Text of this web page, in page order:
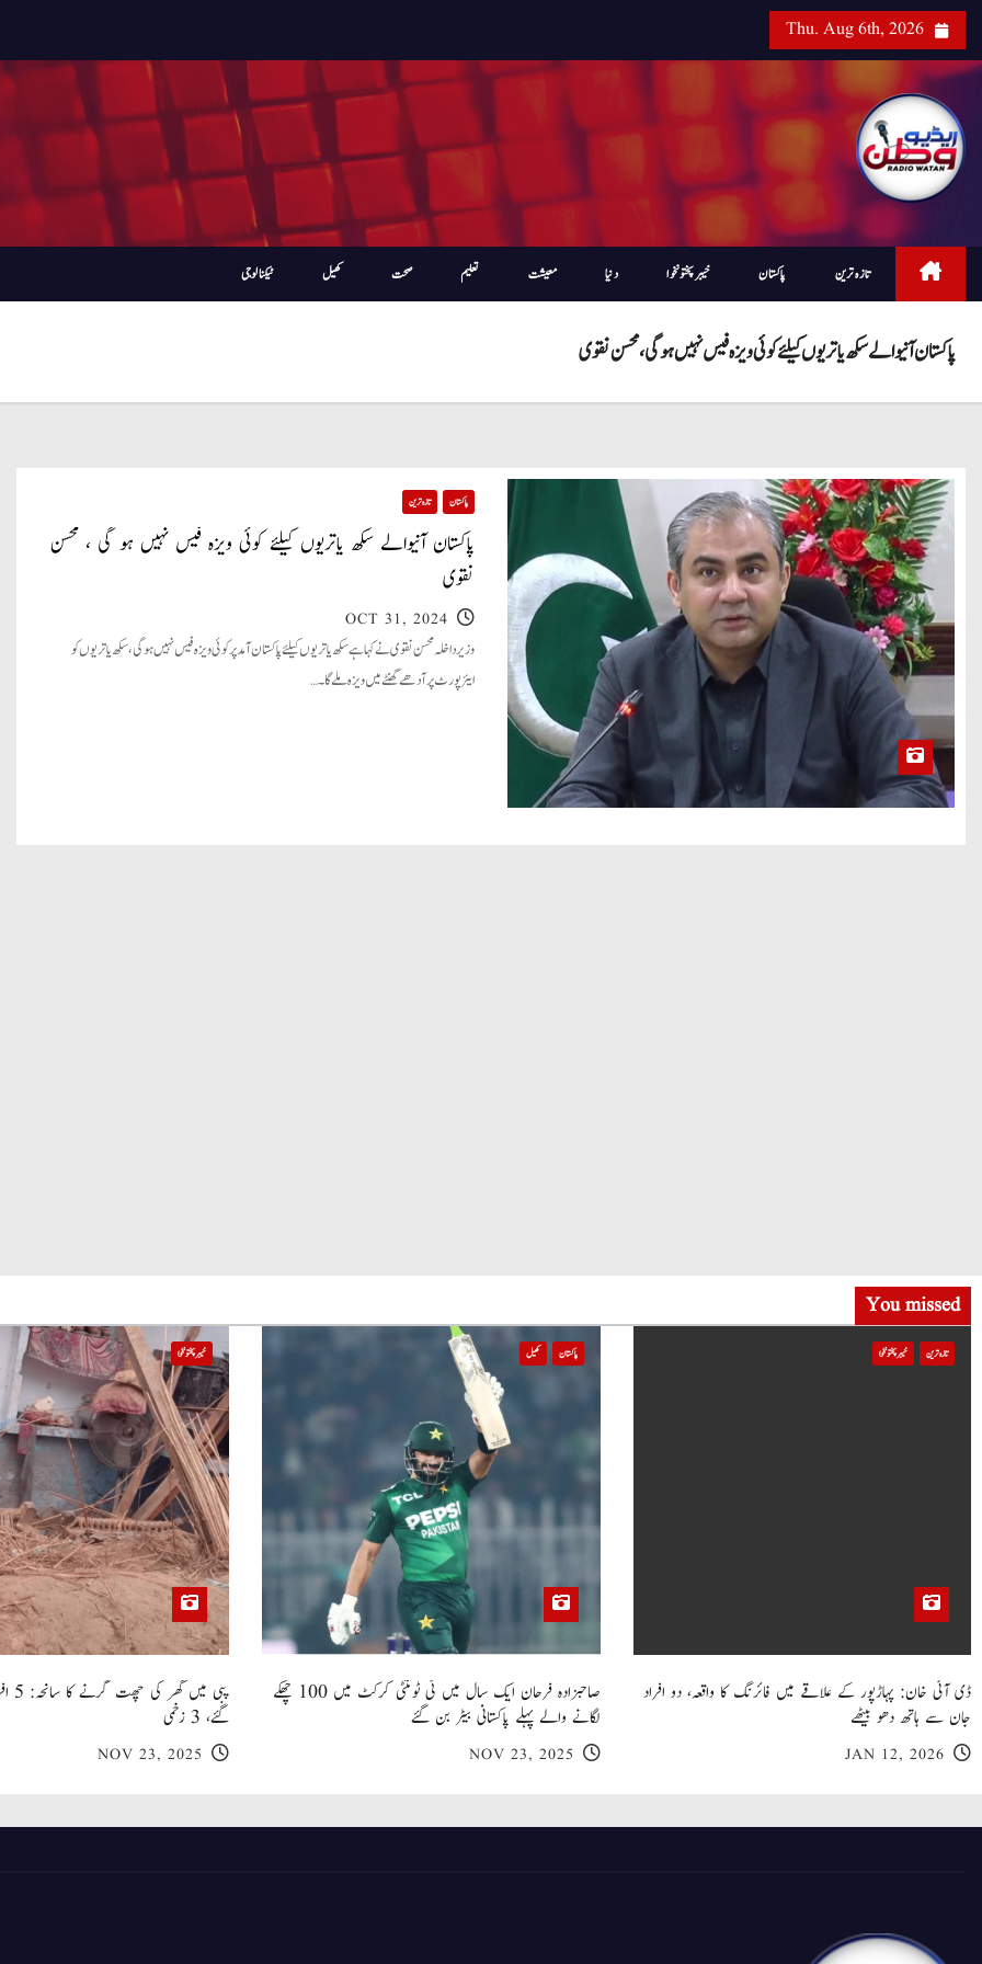
i
Thu. Aug 6th, 2026
تازہ ترین پاکستان خیبرپختونخوا دنیا معیشت تعلیم صحت کھیل ٹیکنالوجی
پاکستان آنیوالے سکھ یاتریوں کیلئے کوئی ویزہ فیس نہیں ہو گی ، محسن نقوی
پاکستان تازہ ترین
پاکستان آنیوالے سکھ یاتریوں کیلئے کوئی ویزہ فیس نہیں ہو گی ، محسن
نقوی
OCT 31, 2024
وزیر داخلہ محسن نقوی نے کہا ہے سکھ یاتریوں کیلئے پاکستان آمد پر کوئی ویزہ فیس نہیں ہو گی، سکھ یاتریوں کو
ایئرپورٹ پر آدھے گھنٹے میں ویزہ ملے گا۔…
You missed
تازہ ترین خیبر پختونخوا
ڈی آئی خان: پہاڑپور کے علاقے میں فائرنگ کا واقعہ، دو افراد
جان سے ہاتھ دھو بیٹھے
JAN 12, 2026
پاکستان کھیل
صاحبزادہ فرحان ایک سال میں ٹی ٹوئنٹی کرکٹ میں 100 چھکے
لگانے والے پہلے پاکستانی بیٹر بن گئے
NOV 23, 2025
خیبر پختونخوا
گئے، 3 زخمی
NOV 23, 2025